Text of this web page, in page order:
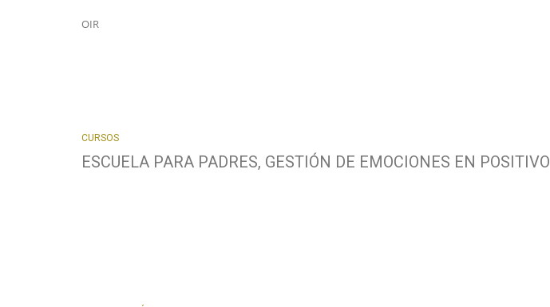
OIR
CURSOS
ESCUELA PARA PADRES, GESTIÓN DE EMOCIONES EN POSITIVO